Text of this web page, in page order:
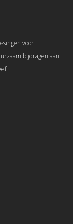
voor
bijdragen aan